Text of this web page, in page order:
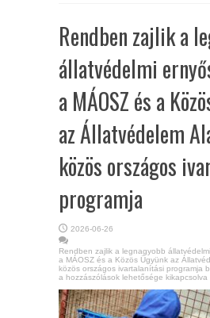
Rendben zajlik a
állatvédelmi
a MÁOSZ és a
az Állatvédelem
közös országos
programja
2026-06-26
Rendben zajlik a legnagyobb
a MÁOSZ és a Közös Ügyünk az
közös országos ivartalanítási programja
a hozzászólások lehetősége kikapcsolva